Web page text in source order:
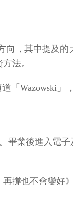
向，其中提及
法。
「Wazowski」
畢業後進入電
撐也不會變好》